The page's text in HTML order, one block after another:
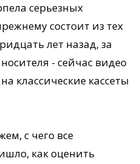
серьезных
состоит из тех
лет назад, за
- сейчас видео
классические кассеты
с чего все
как оценить